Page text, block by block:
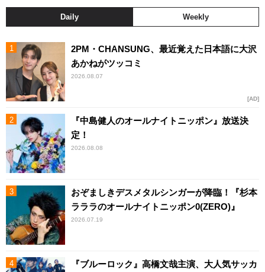
Daily Weekly
2PM・CHANSUNG、最近覚えた日本語に大沢
あかねがツッコミ
2026.08.07
AD
『中島健人のオールナイトニッポン』放送決
定！
2026.08.08
おぞましきデスメタルシンガーが降臨！『杉本
ラララのオールナイトニッポン0(ZERO)』
2026.07.19
『ブルーロック』高橋文哉主演、大人気サッカ